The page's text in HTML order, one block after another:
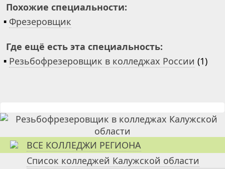
Похожие специальности:
▪ Фрезеровщик
Где ещё есть эта специальность:
▪ Резьбофрезеровщик в колледжах России (1)
ВСЕ КОЛЛЕДЖИ РЕГИОНА
Список колледжей Калужской области